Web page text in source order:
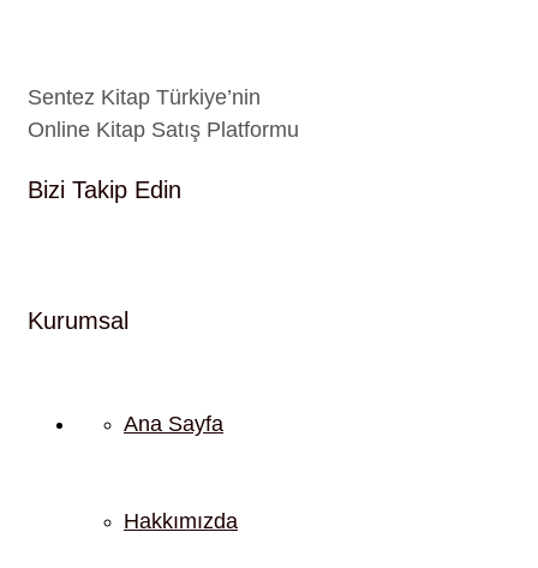
Sentez Kitap Türkiye’nin
Online Kitap Satış Platformu
Bizi Takip Edin
Kurumsal
Ana Sayfa
Hakkımızda